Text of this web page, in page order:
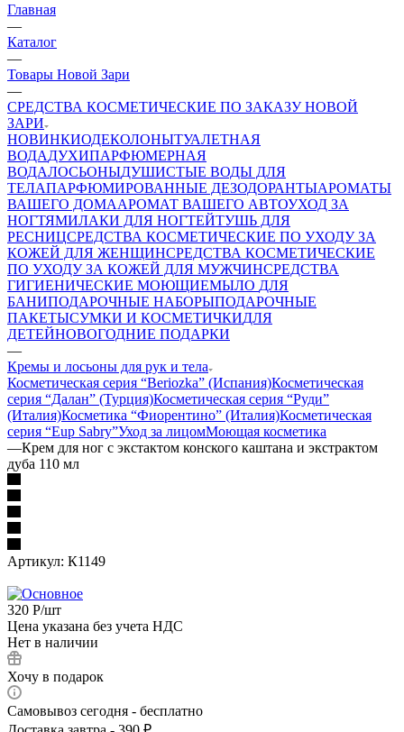
Главная
—
Каталог
—
Товары Новой Зари
—
СРЕДСТВА КОСМЕТИЧЕСКИЕ ПО ЗАКАЗУ НОВОЙ
ЗАРИ
НОВИНКИОДЕКОЛОНЫТУАЛЕТНАЯ
ВОДАДУХИПАРФЮМЕРНАЯ
ВОДАЛОСЬОНЫДУШИСТЫЕ ВОДЫ ДЛЯ
ТЕЛАПАРФЮМИРОВАННЫЕ ДЕЗОДОРАНТЫАРОМАТЫ
ВАШЕГО ДОМААРОМАТ ВАШЕГО АВТОУХОД ЗА
НОГТЯМИЛАКИ ДЛЯ НОГТЕЙТУШЬ ДЛЯ
РЕСНИЦСРЕДСТВА КОСМЕТИЧЕСКИЕ ПО УХОДУ ЗА
КОЖЕЙ ДЛЯ ЖЕНЩИНСРЕДСТВА КОСМЕТИЧЕСКИЕ
ПО УХОДУ ЗА КОЖЕЙ ДЛЯ МУЖЧИНСРЕДСТВА
ГИГИЕНИЧЕСКИЕ МОЮЩИЕМЫЛО ДЛЯ
БАНИПОДАРОЧНЫЕ НАБОРЫПОДАРОЧНЫЕ
ПАКЕТЫСУМКИ И КОСМЕТИЧКИДЛЯ
ДЕТЕЙНОВОГОДНИЕ ПОДАРКИ
—
Кремы и лосьоны для рук и тела
Косметическая серия “Beriozka” (Испания)Косметическая
серия “Далан” (Турция)Косметическая серия “Руди”
(Италия)Косметика “Фиорентино” (Италия)Косметическая
серия “Eup Sabry”Уход за лицомМоющая косметика
—Крем для ног с экстактом конского каштана и экстрактом
дуба 110 мл
Артикул: К1149
320 Р/шт
Цена указана без учета НДС
Нет в наличии
Хочу в подарок
Самовывоз сегодня - бесплатно